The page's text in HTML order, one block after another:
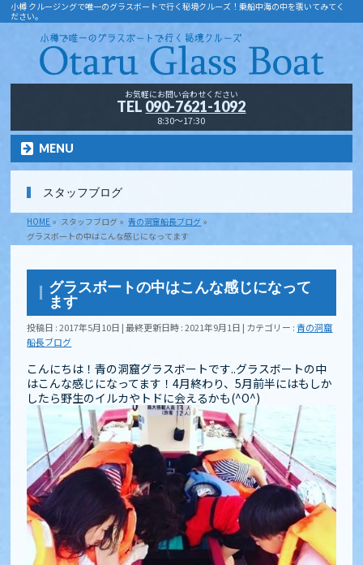
小樽 クルージングで唯一のグラスボートで行く秘境クルーズ！乗船中海の中を覗いてみてく
ださい。
お気軽にお問い合わせください
TEL 090-7621-1092
8:30～17:30
MENU
スタッフブログ
HOME » スタッフブログ » 青の洞窟船長ブログ »
グラスボートの中はこんな感じになってます
グラスボートの中はこんな感じになって
ます
投稿日 : 2017年5月10日 最終更新日時 : 2021年9月1日 カテゴリー :青の洞窟
船長ブログ
こんにちは！青の洞窟グラスボートです..グラスボートの中
はこんな感じになってます！4月終わり、5月前半にはもしか
したら野生のイルカやトドに会えるかも(^O^)